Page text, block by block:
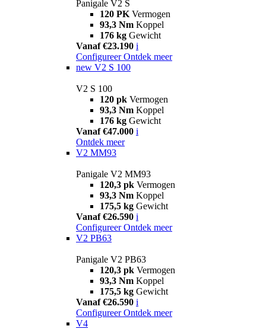
Panigale V2 S
120 PK Vermogen
93,3 Nm Koppel
176 kg Gewicht
Vanaf €23.190 i
Configureer Ontdek meer
new V2 S 100
V2 S 100
120 pk Vermogen
93,3 Nm Koppel
176 kg Gewicht
Vanaf €47.000 i
Ontdek meer
V2 MM93
Panigale V2 MM93
120,3 pk Vermogen
93,3 Nm Koppel
175,5 kg Gewicht
Vanaf €26.590 i
Configureer Ontdek meer
V2 PB63
Panigale V2 PB63
120,3 pk Vermogen
93,3 Nm Koppel
175,5 kg Gewicht
Vanaf €26.590 i
Configureer Ontdek meer
V4